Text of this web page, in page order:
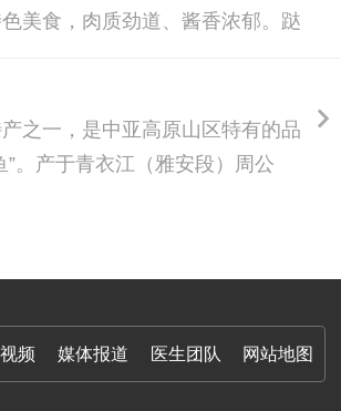
白熊坪、幼儿园和海归大熊猫乐
。赠台湾的团团、圆圆；旅美归
运熊猫宝宝；上海世博熊猫等，
焦点。
美食，肉质劲道、酱香浓郁。跶
之一，是中亚高原山区特有的品
”。产于青衣江（雅安段）周公
频 媒体报道 医生团队 网站地图